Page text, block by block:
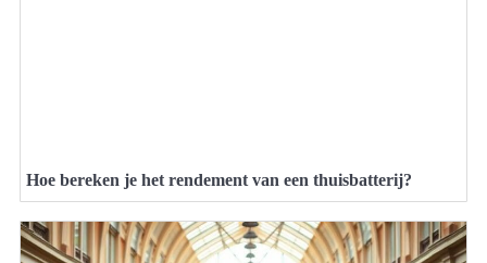
Hoe bereken je het rendement van een thuisbatterij?